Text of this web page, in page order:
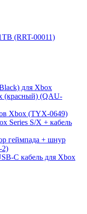
(RRT-00011)
для Xbox
(красный) (QAU-
Xbox (TYX-0649)
Series S/X + кабель
геймпада + шнур
2)
C кабель для Xbox